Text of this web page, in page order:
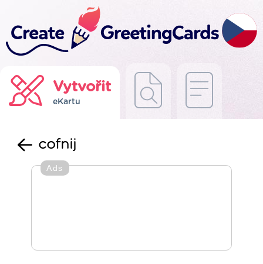
Vytvořit
eKartu
cofnij
Ads